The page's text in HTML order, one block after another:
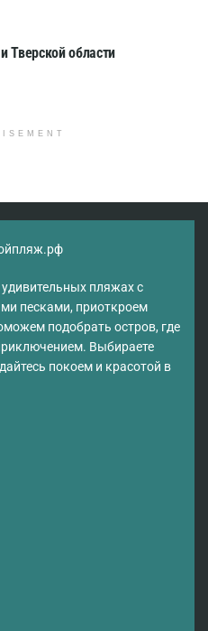
Тверской области
пляжах с
песками, приоткроем
подобрать остров, где
Выбираете
покоем и красотой в